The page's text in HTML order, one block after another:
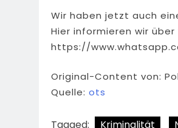
Wir haben jetzt auch
Hier informieren wir
https://
Original-Content von:
Quelle: ots
Tagged: Kriminalität